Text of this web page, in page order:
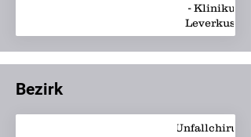
- Klinikum
Leverkusen
Bezirk